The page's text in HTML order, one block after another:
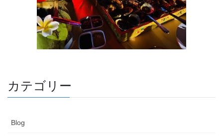
カテゴリー
Blog